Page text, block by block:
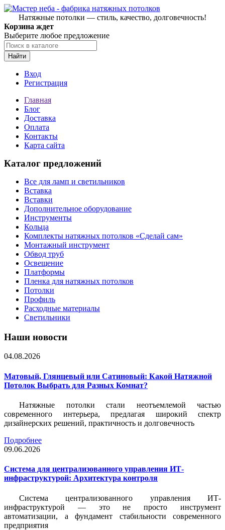
Натяжные потолки — стиль, качество, долговечность!
Корзина ждет
Выберите любое предложение
Найти
Вход
Регистрация
Главная
Блог
Доставка
Оплата
Контакты
Карта сайта
Каталог предложений
Все для ламп и светильников
Вставка
Вставки
Дополнительное оборудование
Инструменты
Кольца
Комплекты натяжных потолков «Сделай сам»
Монтажный инструмент
Обвод труб
Освещение
Платформы
Пленка для натяжных потолков
Потолки
Профиль
Расходные материалы
Светильники
Наши новости
04.08.2026
Матовый, Глянцевый или Сатиновый: Какой Натяжной
Потолок Выбрать для Разных Комнат?
Натяжные потолки стали неотъемлемой частью
современного интерьера, предлагая широкий спектр
дизайнерских решений, практичность и долговечность
Подробнее
09.06.2026
Система для централизованного управления ИТ-
инфраструктурой: Архитектура контроля
Система централизованного управления ИТ-
инфраструктурой — это не просто инструмент
автоматизации, а фундамент стабильности современного
предприятия